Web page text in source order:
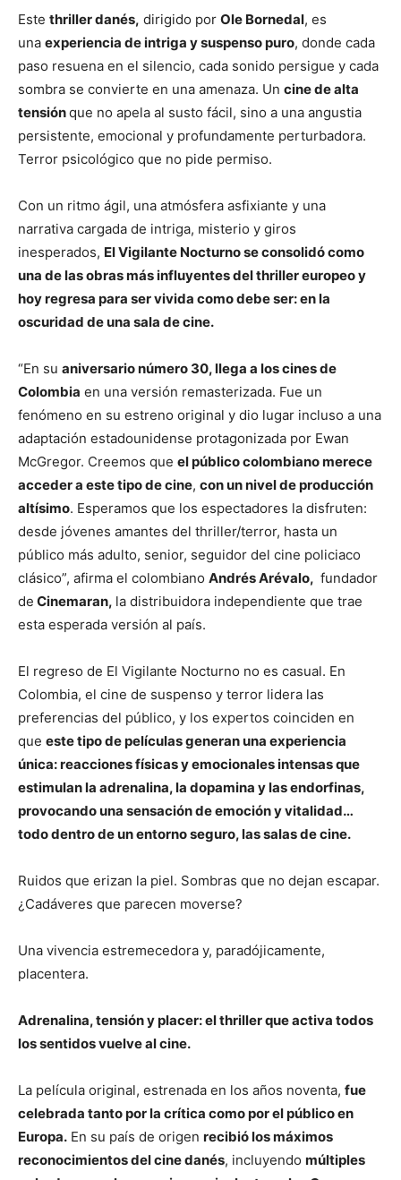
Este thriller danés, dirigido por Ole Bornedal, es
una experiencia de intriga y suspenso puro, donde cada
paso resuena en el silencio, cada sonido persigue y cada
sombra se convierte en una amenaza. Un cine de alta
tensiónque no apela al susto fácil, sino a una angustia
persistente, emocional y profundamente perturbadora.
Terror psicológico que no pide permiso.
Con un ritmo ágil, una atmósfera asfixiante y una
narrativa cargada de intriga, misterio y giros
inesperados, El Vigilante Nocturno se consolidó como
una de las obras más influyentes del thriller europeo y
hoy regresa para ser vivida como debe ser: en la
oscuridad de una sala de cine.
“En su aniversario número 30, llega a los cines de
Colombia en una versión remasterizada. Fue un
fenómeno en su estreno original y dio lugar incluso a una
adaptación estadounidense protagonizada por Ewan
McGregor. Creemos que el público colombiano merece
acceder a este tipo de cine, con un nivel de producción
altísimo. Esperamos que los espectadores la disfruten:
desde jóvenes amantes del thriller/terror, hasta un
público más adulto, senior, seguidor del cine policiaco
clásico”, afirma el colombiano Andrés Arévalo, fundador
de Cinemaran, la distribuidora independiente que trae
esta esperada versión al país.
El regreso de El Vigilante Nocturno no es casual. En
Colombia, el cine de suspenso y terror lidera las
preferencias del público, y los expertos coinciden en
que este tipo de películas generan una experiencia
única: reacciones físicas y emocionales intensas que
estimulan la adrenalina, la dopamina y las endorfinas,
provocando una sensación de emoción y vitalidad…
todo dentro de un entorno seguro, las salas de cine.
Ruidos que erizan la piel. Sombras que no dejan escapar.
¿Cadáveres que parecen moverse?
Una vivencia estremecedora y, paradójicamente,
placentera.
Adrenalina, tensión y placer: el thriller que activa todos
los sentidos vuelve al cine.
La película original, estrenada en los años noventa, fue
celebrada tanto por la crítica como por el público en
Europa. En su país de origen recibió los máximos
reconocimientos del cine danés, incluyendo múltiples